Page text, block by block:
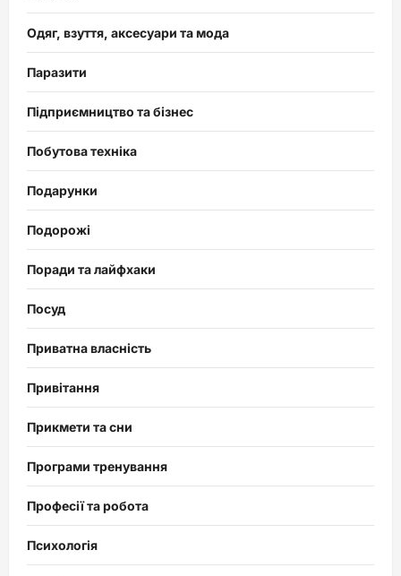
Одяг, взуття, аксесуари та мода
Паразити
Підприємництво та бізнес
Побутова техніка
Подарунки
Подорожі
Поради та лайфхаки
Посуд
Приватна власність
Привітання
Прикмети та сни
Програми тренування
Професії та робота
Психологія